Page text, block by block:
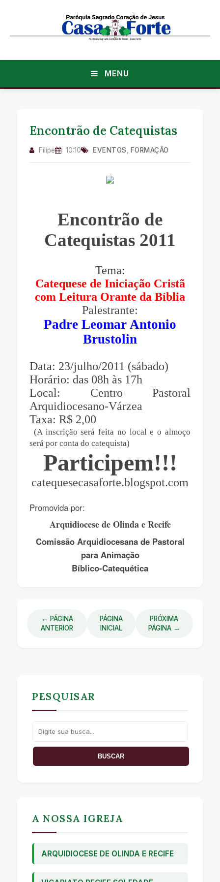
MENU
Encontrão de Catequistas
Filipe 10:10 EVENTOS FORMAÇÃO
Encontrão de
Catequistas 2011
Tema:
Catequese de Iniciação Cristã
com Leitura Orante da Bíblia
Palestrante:
Padre Leomar Antonio
Brustolin
Data: 23/julho/2011 (sábado)
Horário: das 08h às 17h
Local: Centro Pastoral
Arquidiocesano-Várzea
Taxa: R$ 2,00
(A inscrição será feita no local e o almoço
será por conta do catequista)
Participem!!!
catequesecasaforte.blogspot.com
Promovida por:
Arquidiocese de Olinda e Recife
Comissão Arquidiocesana de Pastoral
para Animação
Bíblico-Catequética
← PÁGINA
ANTERIOR
PÁGINA
INICIAL
PRÓXIMA
PÁGINA →
PESQUISAR
A NOSSA IGREJA
ARQUIDIOCESE DE OLINDA E RECIFE